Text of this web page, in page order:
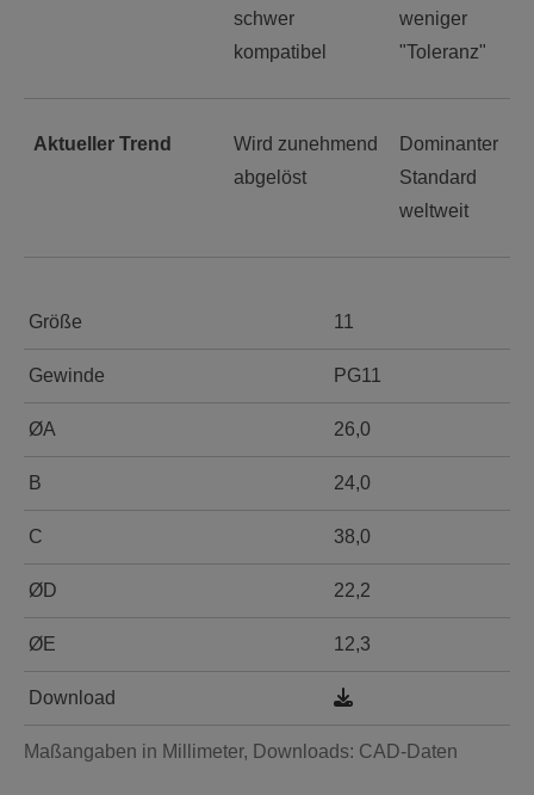
schwer
kompatibel
weniger
"Toleranz"
Aktueller Trend
Wird zunehmend
abgelöst
Dominanter
Standard
weltweit
Maßangaben in Millimeter, Downloads: CAD-Daten
Größe 11
Gewinde PG11
ØA 26,0
B 24,0
C 38,0
ØD 22,2
ØE 12,3
Download